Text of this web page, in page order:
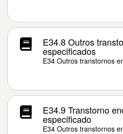
E34.8 Outros
especificados
E34 Outros transtornos
E34.9 Transtorno
especificado
E34 Outros transtornos